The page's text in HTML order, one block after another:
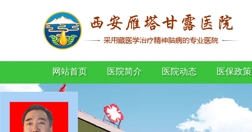
网站首页 医院简介 医院动态 医保政策